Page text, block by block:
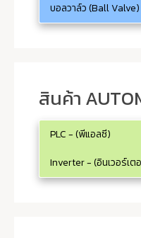
บอลวาล์ว (Ball Valve)
สินค้า
PLC - (พีแอลซี)
Inverter - (อินเวอร์เต